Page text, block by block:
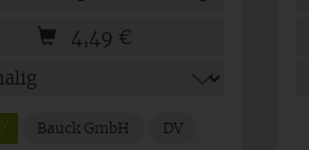
4,49 €
Bauck GmbH DV